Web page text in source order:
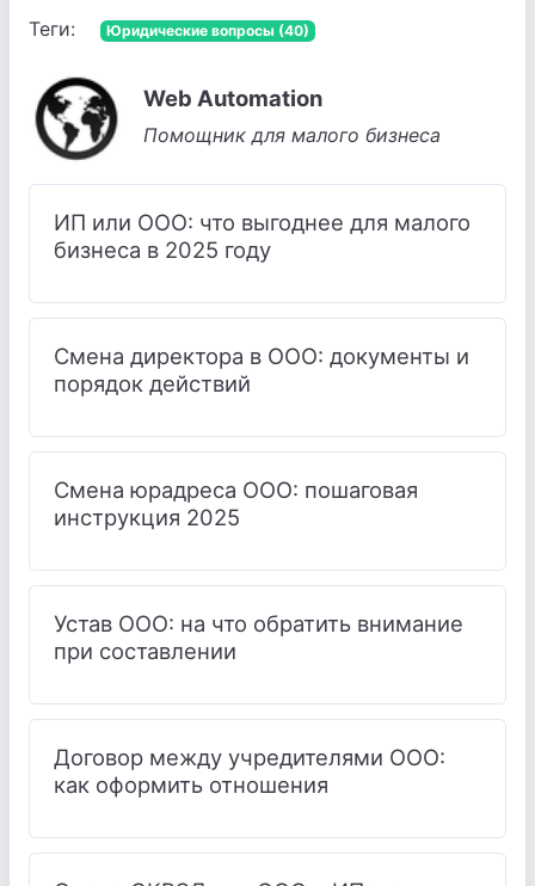
Теги: Юридические вопросы (40)
Web Automation
Помощник для малого бизнеса
ИП или ООО: что выгоднее для малого
бизнеса в 2025 году
Смена директора в ООО: документы и
порядок действий
Смена юрадреса ООО: пошаговая
инструкция 2025
Устав ООО: на что обратить внимание
при составлении
Договор между учредителями ООО:
как оформить отношения